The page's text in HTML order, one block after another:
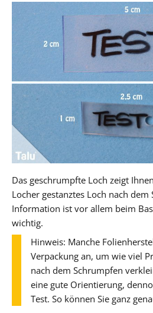
Das geschrumpfte Loch zeigt
Locher gestanztes Loch nach
Information ist vor allem beim
wichtig.
Hinweis: Manche
Verpackung an, um wie viel
nach dem Schrumpfen
eine gute Orientierung,
Test. So können Sie ganz